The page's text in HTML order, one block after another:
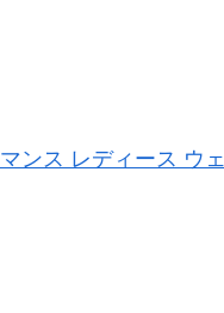
ンス レディース ウェ